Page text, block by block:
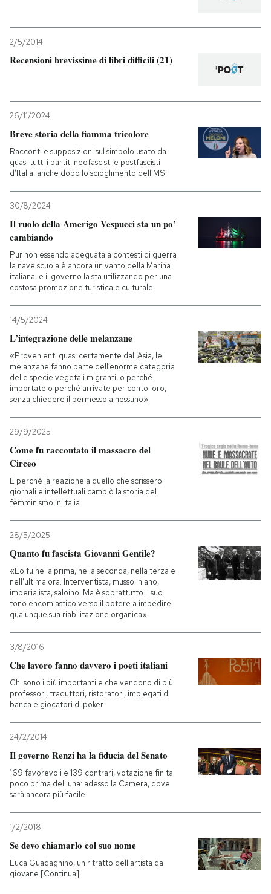
Entra
2/5/2014
Recensioni brevissime di libri difficili (21)
26/11/2024
Breve storia della fiamma tricolore
Racconti e supposizioni sul simbolo usato da
quasi tutti i partiti neofascisti e postfascisti
d’Italia, anche dopo lo scioglimento dell'MSI
30/8/2024
Il ruolo della Amerigo Vespucci sta un po’
cambiando
Pur non essendo adeguata a contesti di guerra
la nave scuola è ancora un vanto della Marina
italiana, e il governo la sta utilizzando per una
costosa promozione turistica e culturale
14/5/2024
L’integrazione delle melanzane
«Provenienti quasi certamente dall’Asia, le
melanzane fanno parte dell’enorme categoria
delle specie vegetali migranti, o perché
importate o perché arrivate per conto loro,
senza chiedere il permesso a nessuno»
29/9/2025
Come fu raccontato il massacro del
Circeo
E perché la reazione a quello che scrissero
giornali e intellettuali cambiò la storia del
femminismo in Italia
28/5/2025
Quanto fu fascista Giovanni Gentile?
«Lo fu nella prima, nella seconda, nella terza e
nell’ultima ora. Interventista, mussoliniano,
imperialista, saloino. Ma è soprattutto il suo
tono encomiastico verso il potere a impedire
qualunque sua riabilitazione organica»
3/8/2016
Che lavoro fanno davvero i poeti italiani
Chi sono i più importanti e che vendono di più:
professori, traduttori, ristoratori, impiegati di
banca e giocatori di poker
24/2/2014
Il governo Renzi ha la fiducia del Senato
169 favorevoli e 139 contrari, votazione finita
poco prima dell'una: adesso la Camera, dove
sarà ancora più facile
1/2/2018
Se devo chiamarlo col suo nome
Luca Guadagnino, un ritratto dell'artista da
giovane [Continua]